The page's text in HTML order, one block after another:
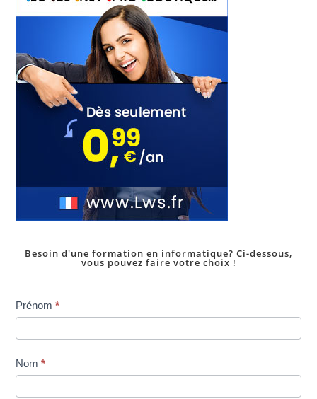
Besoin d'une formation en informatique? Ci-dessous,
vous pouvez faire votre choix !
Inscription
dans
une
Prénom*
Nom*